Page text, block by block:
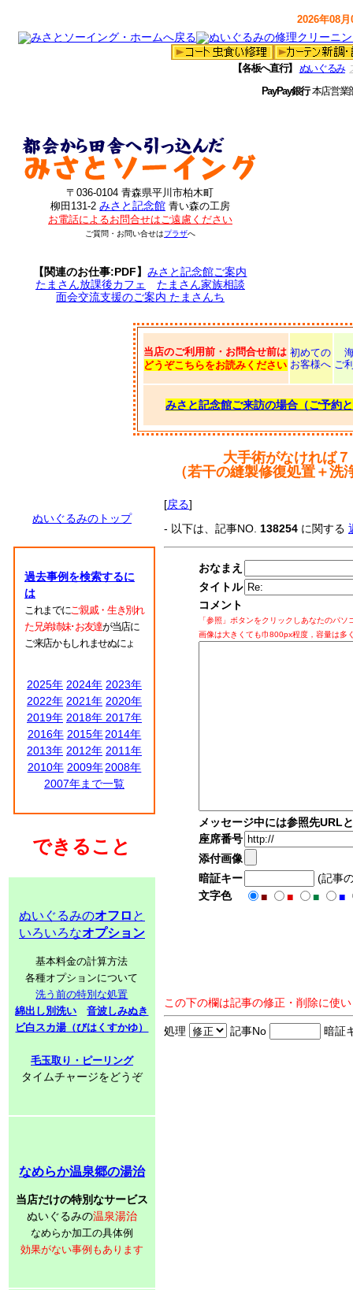
2026年08
【各板へ直行】 ぬいぐるみ
PayPay銀行本店営
〒036-0104 青森県平川市柏木町
柳田131-2 みさと記念館 青い森の工房
お電話によるお問合せはご遠慮ください
ご質問・お問い合せはプラザへ
【関連のお仕事:PDF】みさと記念館ご案内
たまさん放課後カフェ
たまさん家族相談
面会交流支援のご案内 たまさんち
当店のご利用前・お問合せ前は
どうぞこちらをお読みください
初めての
お客様へ ご
みさと記念館ご来訪の場合（ご予約
大手術がなければ
（若干の縫製修復処置＋
ぬいぐるみのトップ
過去事例を検索するに
は
これまでにご親戚・生き別れ
た兄弟姉妹･お友達が当店に
ご来店かもしれませぬにょ
2025年 2024年 2023年
2022年 2021年 2020年
2019年 2018年 2017年
2016年 2015年 2014年
2013年 2012年 2011年
2010年 2009年 2008年
2007年まで一覧
できること
ぬいぐるみのオフロ と
いろいろなオプション
基本料金の計算方法
各種オプションについて
洗う前の特別な処置
綿出し別洗い
音波しみぬき
ビ白スカ湯（びはくすかゆ）
毛玉取り・ピーリング
タイムチャージをどうぞ
なめらか温泉郷の湯治
当店だけの特別なサービス
ぬいぐるみの温泉湯治
なめらか加工の具体例
効果がない事例もあります
[戻る]
- 以下は、記事NO. 138254 に関する
おなまえ
タイトル
コメント
「参照」ボタンをクリックしあなたのパ
画像は大きくても巾800px程度，容量は多
メッセージ中には参照先URL
座席番号
添付画像
暗証キー
(記事
文字色
■ ■ ■ ■
この下の欄は記事の修正・削除に使
処理 記事No 暗証